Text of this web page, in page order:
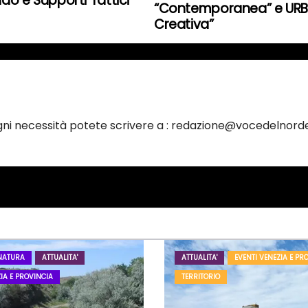
“Contemporanea” e
Creativa”
necessità potete scrivere a :
ATTUALITA'
E PROVINCIA
ATTUALITA'
EVENTI VENEZIA E
TERRITORIO